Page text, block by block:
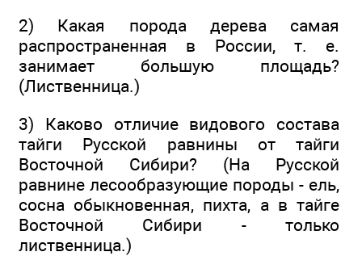
2) Какая порода дерева самая
распространенная в России, т. е.
занимает большую площадь?
(Лиственница.)
3) Каково отличие видового состава
тайги Русской равнины от тайги
Восточной Сибири? (На Русской
равнине лесообразующие породы - ель,
сосна обыкновенная, пихта, а в тайге
Восточной Сибири - только
лиственница.)